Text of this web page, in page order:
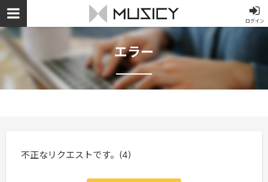
ログイン
エラー
不正なリクエストです。(4)